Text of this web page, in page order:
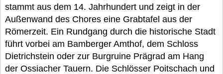
stammt aus dem 14. Jahrhundert und zeigt in der
Außenwand des Chores eine Grabtafel aus der
Römerzeit. Ein Rundgang durch die historische Stadt
führt vorbei am Bamberger Amthof, dem Schloss
Dietrichstein oder zur Burgruine Prägrad am Hang
der Ossiacher Tauern. Die Schlösser Poitschach und